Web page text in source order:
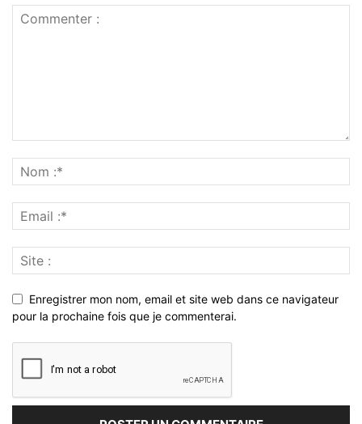
Enregistrer mon nom, email et site web dans ce navigateur
pour la prochaine fois que je commenterai.